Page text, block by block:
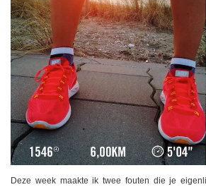
Deze week maakte ik twee fouten die je